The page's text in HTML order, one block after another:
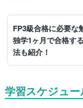
FP3級合格に必要な
独学1ヶ月で合格す
法も紹介！
学習スケジュ